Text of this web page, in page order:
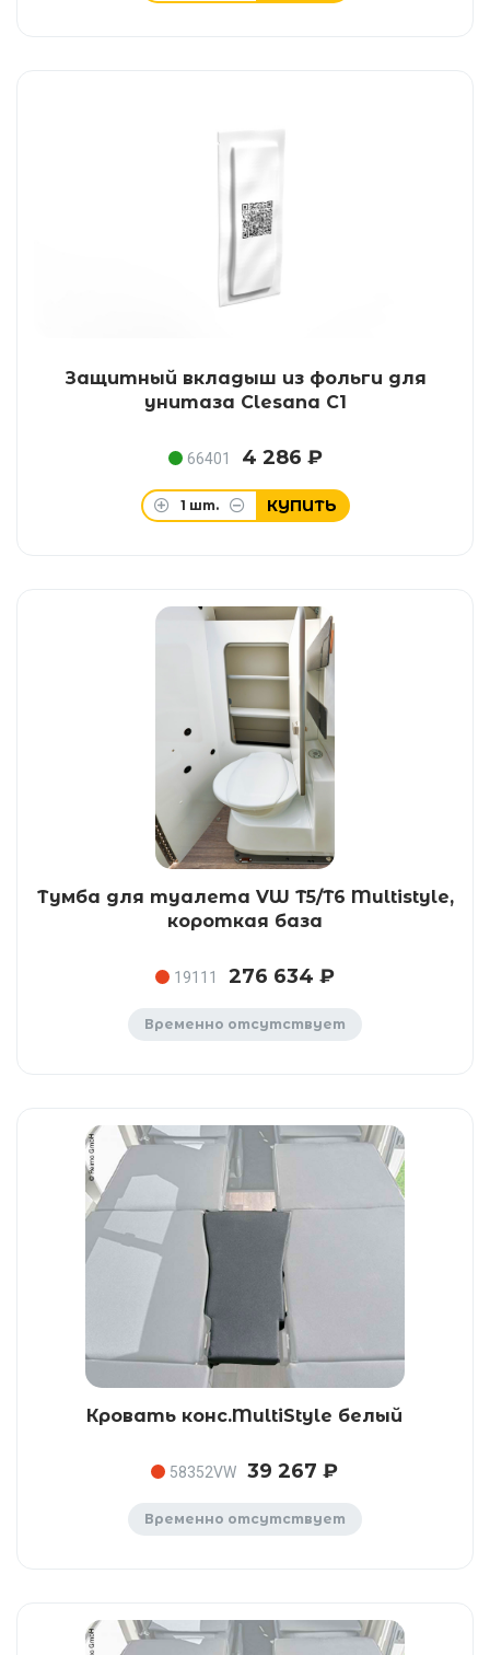
Защитный вкладыш из фольги для
унитаза Clesana C1
66401 4 286 ₽
1 шт. КУПИТЬ
Тумба для туалета VW T5/T6 Multistyle,
короткая база
19111 276 634 ₽
Временно отсутствует
Кровать конс.MultiStyle белый
58352VW 39 267 ₽
Временно отсутствует